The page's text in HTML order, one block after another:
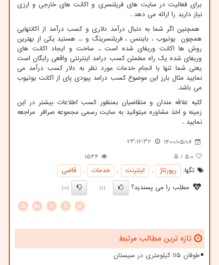
برای فعالیت در سایت های فریلنسری و اکانت های خارجی و ارزی
نیاز دارید را ارائه می دهد .
همچنین اگر شما به دنبال درآمد دلاری و کسب درآمد از اکانتهایی
همچون یوتیوب ، بایننس ، فریلنسرینگ و ... هستید یکی از بهترین
روش ها اکانت وریفای شده است ،. ساخت و ایجاد اکانت های
وریفای شده یک راه مطمئن کسب درامد اینترنتی واقعی رایگان است
یعنی شما تنها با انجام خدمات مورد نظر به دلار کسب درآمد می
نمایید مثال بارز این موضوع کسب درامد پیودی پای از اکانت یوتیوب
می باشد.
کلیه علاقه مندان و متقاضیان بمنظور کسب اطلاعات بیشتر در این
زمینه و اخذ مشاوره میتوانید به سایت رسمی مجموعه صرافر مراجعه
نمایید .
1400/05/06
23:12:32
5.0 / ۵
1544
تگها:
رپورتاژ , اینترنت , خدمات ,
قاضی
مطلب را می پسندید؟
(1)
(0)
X
تازه ترین مطالب مرتبط
طوفان ۱۱۵ کیلومتری در سیستان